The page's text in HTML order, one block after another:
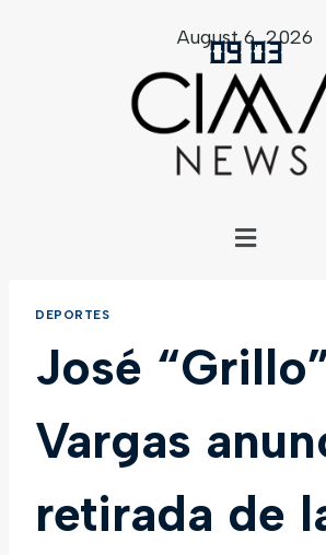
09:03
August 6, 2026
DEPORTES
José
Vargas
retirada de